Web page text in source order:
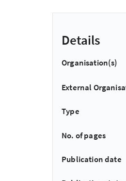
Details
Organisation(s)
External
Type
No. of pages
Publication date